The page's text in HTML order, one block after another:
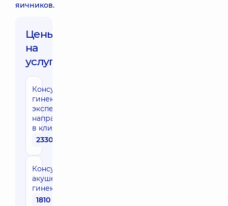
яичников.
Цены
на
услуги:
Консультация
гинеколога
эксперта
направления
в клинике
2330 грн
Консультация
акушера-
гинеколога
1810 грн